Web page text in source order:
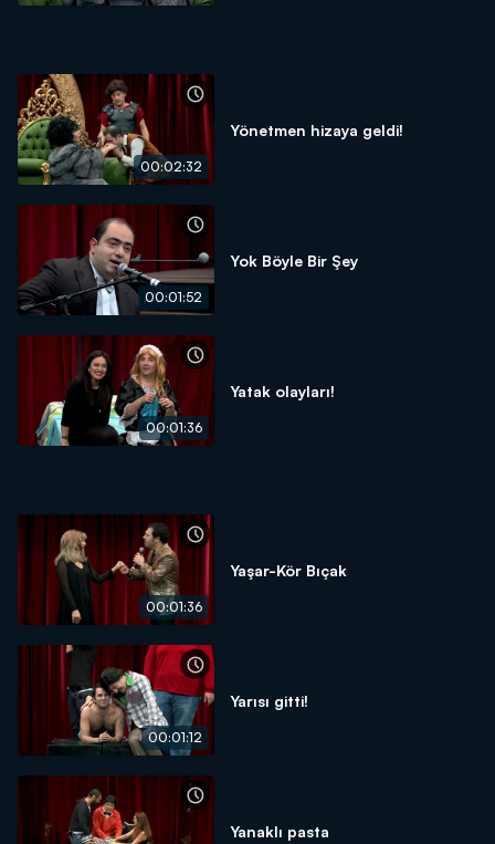
00:02:32
Yönetmen hizaya geldi!
00:01:52
Yok Böyle Bir Şey
00:01:36
Yatak olayları!
00:01:36
Yaşar-Kör Bıçak
00:01:12
Yarısı gitti!
Yanaklı pasta